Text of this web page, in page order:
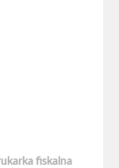
fiskalna